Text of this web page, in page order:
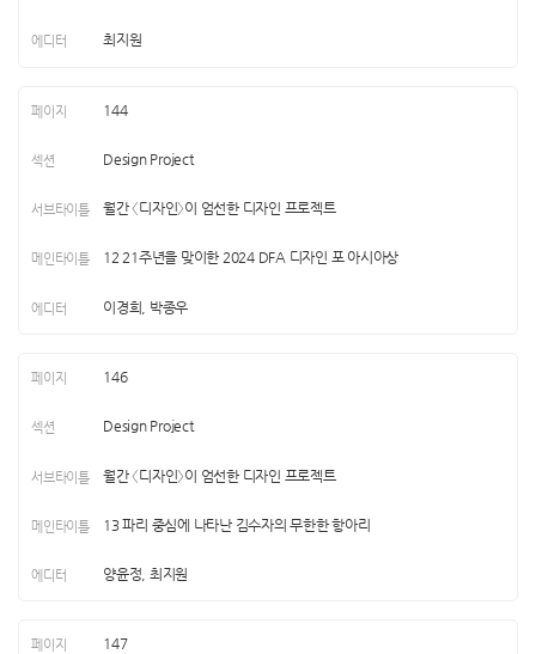
최지원
144
Design Project
월간 〈디자인〉이 엄선한 디자인 프로젝트
12 21주년을 맞이한 2024 DFA 디자인 포 아시아상
이경희, 박종우
146
Design Project
월간 〈디자인〉이 엄선한 디자인 프로젝트
13 파리 중심에 나타난 김수자의 무한한 항아리
양윤정, 최지원
147